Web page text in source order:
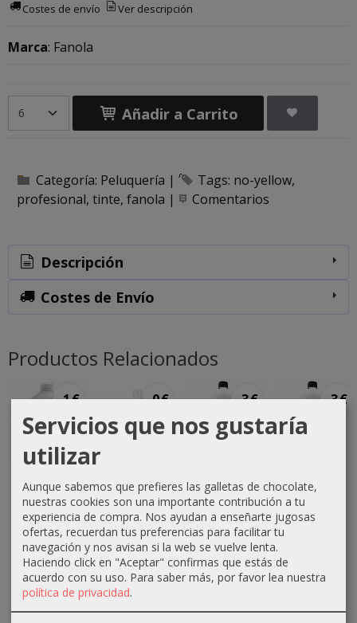
Costes de envío Ver descripción
Marca: Fanola
Añadir a Carrito
Categoría: Peluquería | Tags: no-yellow
profesional tinte fanola | Comentarios
Descripción
Costes de Envío
Productos Relacionados
-1 €
oxigenada
Techline
1000ml
20...
2,90 €
3,90 €
-0 €
oxigenada
Techline
75ml 40...
0,70 €
1,10 €
-3 €
oxigenada
Absoluk
1000ml
20...
3,50 €
6,50 €
-3 €
oxigenada
1000ml
Absoluk
6,50 €
Servicios que nos gustaría
utilizar
Aunque sabemos que prefieres las galletas de chocolate,
nuestras cookies son una importante contribución a tu
experiencia de compra. Nos ayudan a enseñarte jugosas
ofertas, recuerdan tus preferencias para facilitar tu
navegación y nos avisan si la web se vuelve lenta.
Haciendo click en "Aceptar" confirmas que estás de
acuerdo con su uso. Para saber más, por favor lea nuestra
política de privacidad.